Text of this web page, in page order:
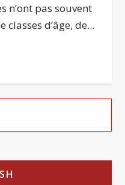
n’ont pas souvent
classes d’âge, de...